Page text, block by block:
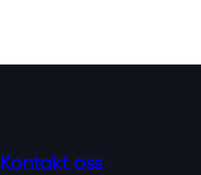
Kontakt oss